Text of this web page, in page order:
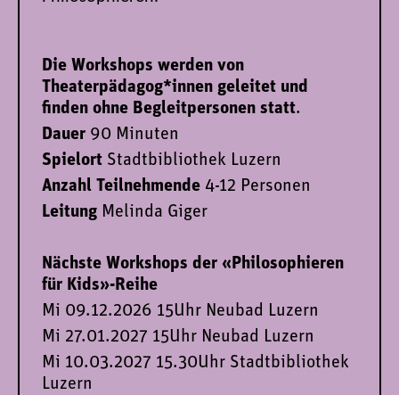
Die Workshops werden von
Theaterpädagog*innen geleitet und
finden ohne Begleitpersonen statt.
Dauer 90 Minuten
Spielort Stadtbibliothek Luzern
Anzahl Teilnehmende 4-12 Personen
Leitung Melinda Giger
Nächste Workshops der «Philosophieren
für Kids»-Reihe
Mi 09.12.2026 15Uhr Neubad Luzern
Mi 27.01.2027 15Uhr Neubad Luzern
Mi 10.03.2027 15.30Uhr Stadtbibliothek
Luzern